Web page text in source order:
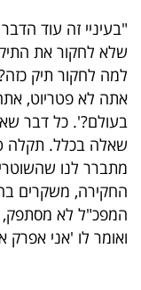
"בעיניי זה עוד
שלא לחקור את
למה לחקור תיק
אתה לא פטריוט,
בעולם?'. כל דבר
שאלה בכלל. תקלה
מתברר לנו
החקירה, משקרים
המפכ"ל לא מסתפק,
ואומר לו 'אני